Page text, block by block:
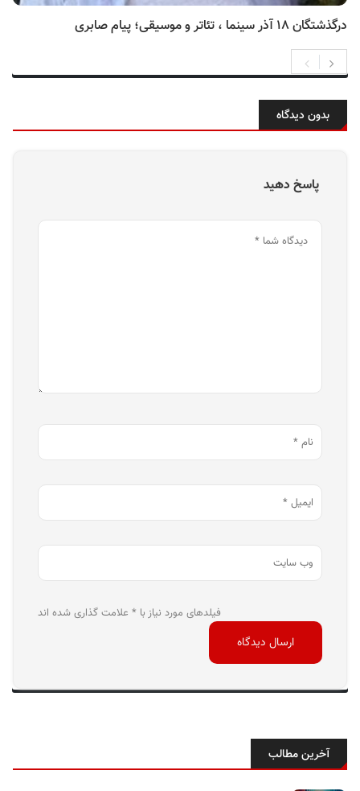
درگذشتگان ۱۸ آذر سینما ، تئاتر و موسیقی؛ پیام صابری
بدون دیدگاه
پاسخ دهید
فیلدهای مورد نیاز با * علامت گذاری شده اند
آخرین مطالب